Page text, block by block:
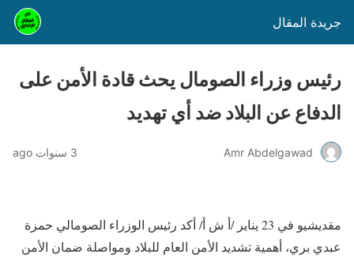
جريدة المقال
رئيس وزراء الصومال يحث قادة الأمن على
الدفاع عن البلاد ضد أي تهديد
Amr Abdelgawad 3 سنوات ago
مقديشيو في 23 يناير /أ ش أ/ أكد رئيس الوزراء الصومالي حمزة
عبدي بري، أهمية تشديد الأمن العام للبلاد ومواصلة ضمان الأمن